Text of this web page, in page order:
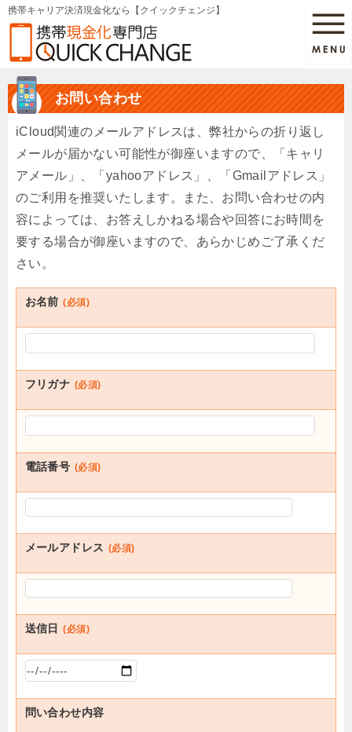
携帯キャリア決済現金化なら【クイックチェンジ】
お問い合わせ
iCloud関連のメールアドレスは、弊社からの折り返し
メールが届かない可能性が御座いますので、「キャリ
アメール」、「yahooアドレス」、「Gmailアドレス」
のご利用を推奨いたします。また、お問い合わせの内
容によっては、お答えしかねる場合や回答にお時間を
要する場合が御座いますので、あらかじめご了承くだ
さい。
お名前 (必須)
フリガナ (必須)
電話番号 (必須)
メールアドレス (必須)
送信日 (必須)
問い合わせ内容